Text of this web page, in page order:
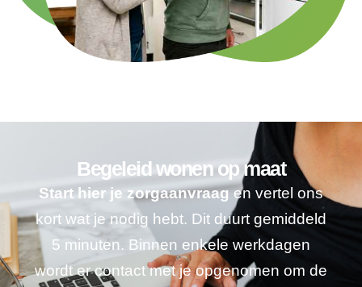
Begeleid wonen op maat
Start hier je zorgaanvraagen vertel ons
kort wat je nodig hebt. Dit duurt gemiddeld
5 minuten. Binnen enkele werkdagen
wordt er contact met je opgenomen om de